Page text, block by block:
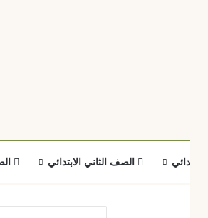
الصف الثاني الابتدائي